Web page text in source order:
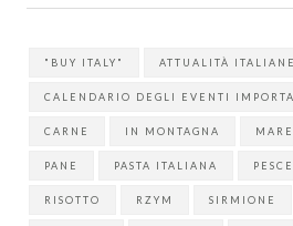
"BUY ITALY" ATTUALITÀ ITALIANE
CALENDARIO DEGLI EVENTI
CARNE IN MONTAGNA MARE
PANE PASTA ITALIANA PESCE
RISOTTO RZYM SIRMIONE